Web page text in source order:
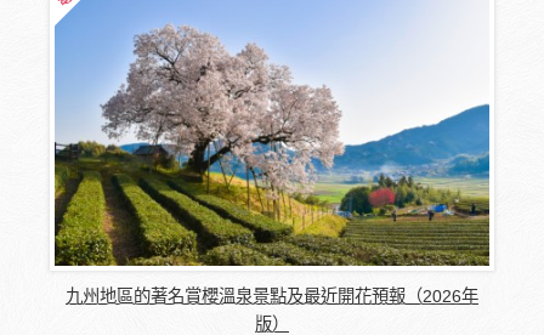
九州地區的著名賞櫻溫泉景點及最近開花預報（2026年
版）